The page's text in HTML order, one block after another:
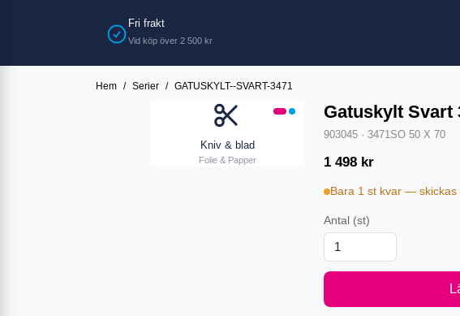
Fri frakt
Vid köp över 2 500 kr
Hem / Serier / GATUSKYLT--SVART-3471
Kniv & blad
Folie & Papper
Gatuskylt Svart
903045 · 3471SO 50 X 70
1 498 kr
Bara 1 st kvar — skickas
Antal (st)